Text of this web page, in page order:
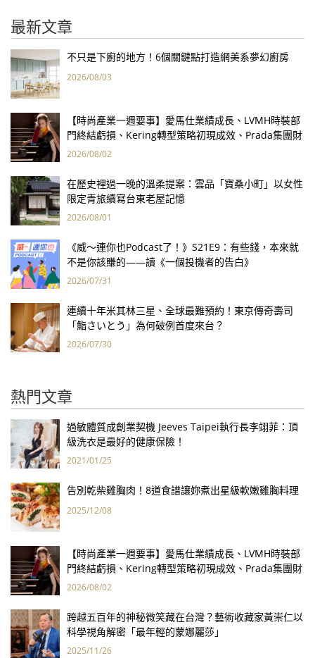
最新文章
不只是下廚的地方！6個關鍵點打造網美系夢幻廚房
2026/08/03
【時尚產業一週要事】愛馬仕業績成長、LVMH時裝部
門終結虧損、Kering轉型策略初現成效、Prada集團財
報亮眼
2026/08/02
在歷史裡過一晚的溫柔提案：雲品「寶桑小町」以女性
限定青旅續寫台東老屋記憶
2026/08/01
《威～連你也Podcast了！》S21E9：有些錢，本來就
不是你該賺的——讀《一個投機者的告白》
2026/07/31
連續十年米其林三星、全球最難預約！東京傳奇壽司
「鮨さいとう」為何破例首度來台？
2026/07/30
熱門文章
過敏體質成創業契機 Jeeves Taipei執行長李翊菲：頂
級洗衣是最好的健康保險！
2021/01/25
告別乾柴雞胸肉！8道食譜讓妳煮出星級軟嫩雞胸料理
2025/12/08
【時尚產業一週要事】愛馬仕業績成長、LVMH時裝部
門終結虧損、Kering轉型策略初現成效、Prada集團財
報亮眼
2026/08/02
跨越五百年的神秘微笑藏在台灣？藝術收藏家黃崇仁以
科學視角解密「最年輕的蒙娜麗莎」
2025/11/26